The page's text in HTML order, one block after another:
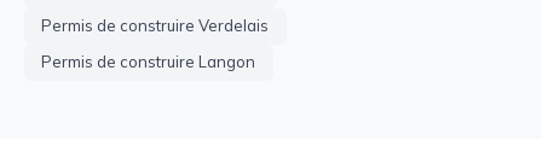
Permis de construire Verdelais
Permis de construire Langon